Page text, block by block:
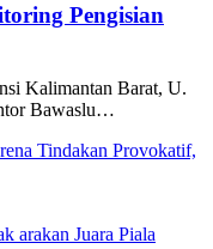
Pengisian
Kalimantan Barat, U.
Bawaslu…
Tindakan Provokatif,